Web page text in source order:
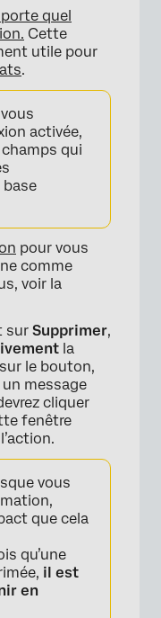
quel
Cette
utile pour
.
activée,
qui
pour vous
comme
voir la
sur Supprimer,
la
le bouton,
un message
cliquer
fenêtre
vous
que cela
qu’une
il est
en